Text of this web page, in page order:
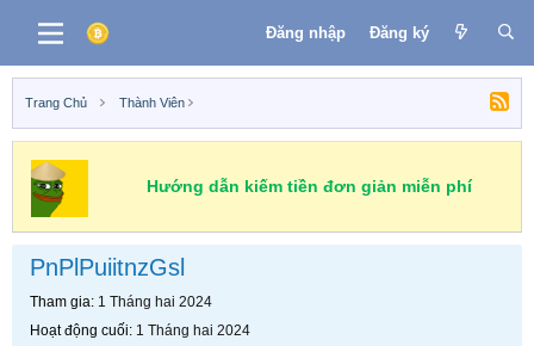
Đăng nhập Đăng ký
Trang Chủ Thành Viên
Hướng dẫn kiếm tiền đơn giản miễn phí
PnPlPuiitnzGsl
Tham gia 1 Tháng hai 2024
Hoạt động cuối 1 Tháng hai 2024